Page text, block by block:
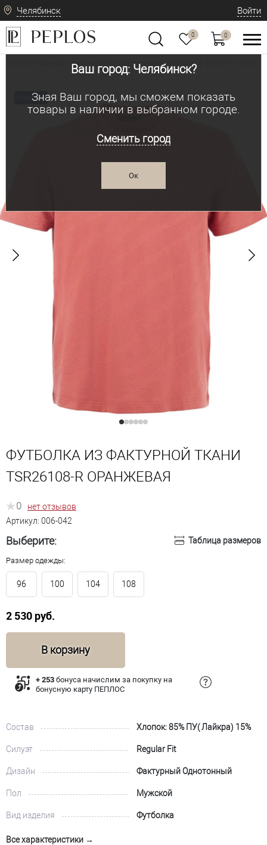
Челябинск
Ваш город: Челябинск?
Зная Ваш город, мы сможем показать
товары в наличии в выбранном городе.
Сменить город
Ок
Войти
0 0
Мужская одежда: классическая и современная Мужские футболки, поло,
Новинка
ФУТБОЛКА ИЗ ФАКТУРНОЙ ТКАНИ
TSR26108-R ОРАНЖЕВАЯ
0
нет отзывов
Артикул: 006-042
Выберите: Таблица размеров
Размер одежды:
96 100 104 108
2 530 руб.
В корзину
+ 253 бонуса начислим за покупку на
бонусную карту ПЕПЛОС
Состав Хлопок: 85% ПУ( Лайкра) 15%
Силуэт Regular Fit
Дизайн Фактурный Однотонный
Пол Мужской
Вид изделия Футболка
Все характеристики →